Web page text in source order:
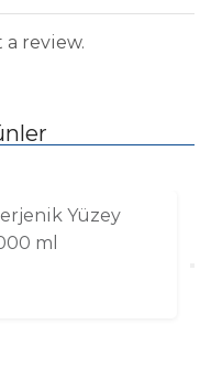
a review.
Yüzey
ml